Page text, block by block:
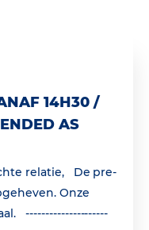
14H30 /
AS
relatie, De pre-
Onze
---------------------